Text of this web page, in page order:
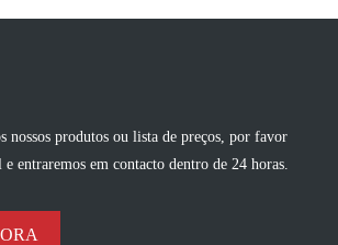
nossos produtos ou lista de preços, por favor
entraremos em contacto dentro de 24 horas.